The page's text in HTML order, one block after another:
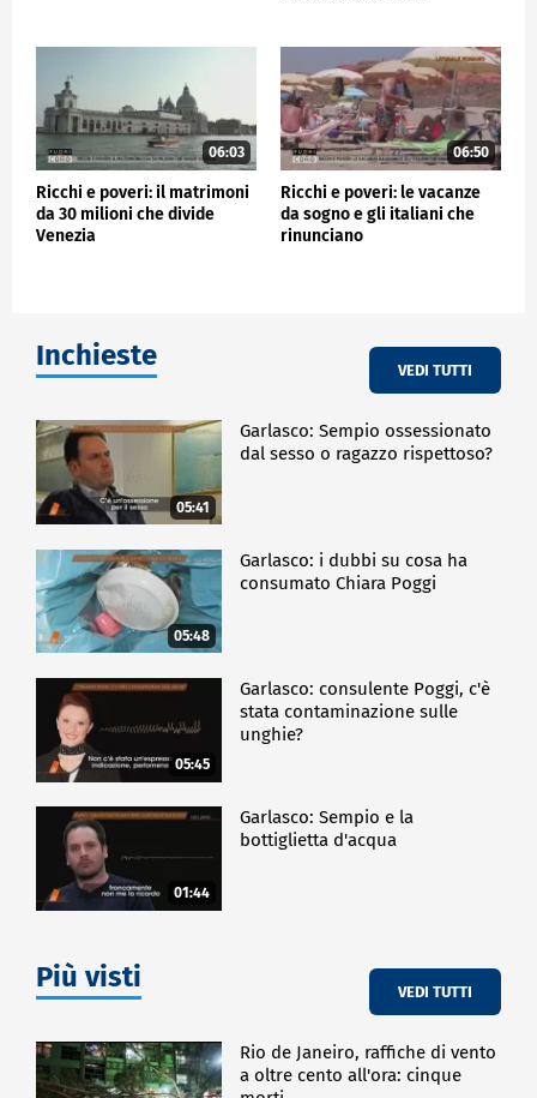
06:03
Ricchi e poveri: il matrimoni
da 30 milioni che divide
Venezia
06:50
Ricchi e poveri: le vacanze
da sogno e gli italiani che
rinunciano
Inchieste VEDI TUTTI
05:41
Garlasco: Sempio ossessionato
dal sesso o ragazzo rispettoso?
05:48
Garlasco: i dubbi su cosa ha
consumato Chiara Poggi
05:45
Garlasco: consulente Poggi, c'è
stata contaminazione sulle
unghie?
01:44
Garlasco: Sempio e la
bottiglietta d'acqua
Più visti VEDI TUTTI
Rio de Janeiro, raffiche di vento
a oltre cento all'ora: cinque